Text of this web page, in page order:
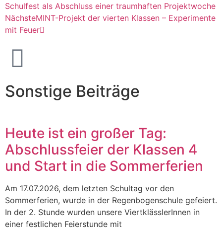
Schulfest als Abschluss einer traumhaften Projektwoche
NächsteMINT-Projekt der vierten Klassen – Experimente
mit Feuer
Sonstige Beiträge
Heute ist ein großer Tag:
Abschlussfeier der Klassen 4
und Start in die Sommerferien
Am 17.07.2026, dem letzten Schultag vor den
Sommerferien, wurde in der Regenbogenschule gefeiert.
In der 2. Stunde wurden unsere ViertklässlerInnen in
einer festlichen Feierstunde mit